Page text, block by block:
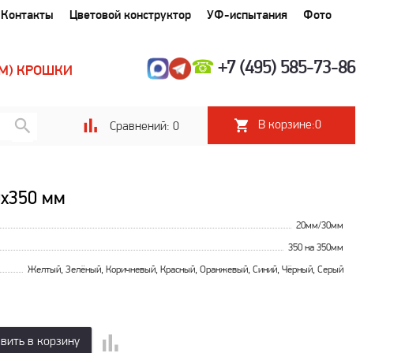
Контакты Цветовой конструктор УФ-испытания Фото
КРОШКИ ☎ +7 (495) 585-73-86
Сравнений: 0 В корзине:0
мм
20мм/30мм
350 на 350мм
Желтый, Зелёный, Коричневый, Красный, Оранжевый, Синий, Чёрный, Серый
в корзину